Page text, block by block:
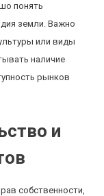
понять
земли. Важно
или виды
наличие
рынков
и
собственности,